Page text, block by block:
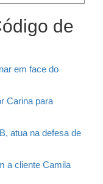
de
em face do
Carina para
atua na defesa de
a cliente Camila